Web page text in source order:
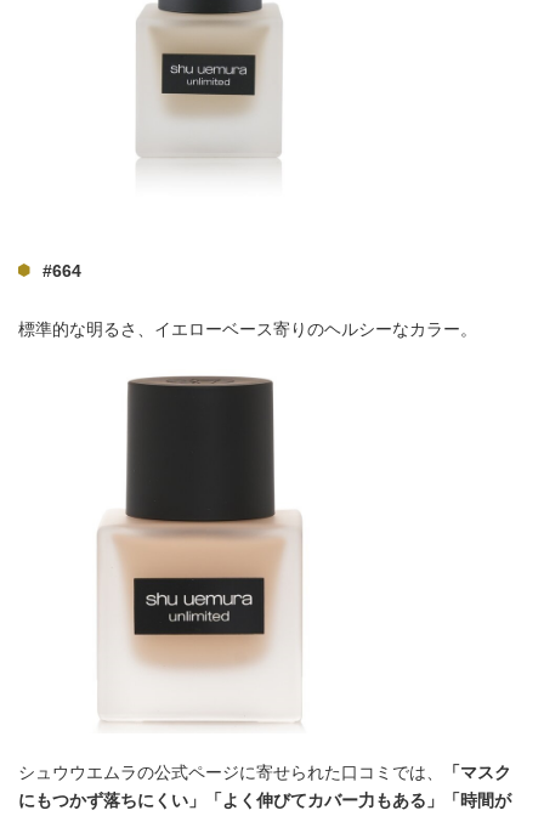
#664
標準的な明るさ、イエローベース寄りのヘルシーなカラー。
シュウウエムラの公式ページに寄せられた口コミでは、
「マスク
にもつかず落ちにくい」「よく伸びてカバー力もある」「時間が